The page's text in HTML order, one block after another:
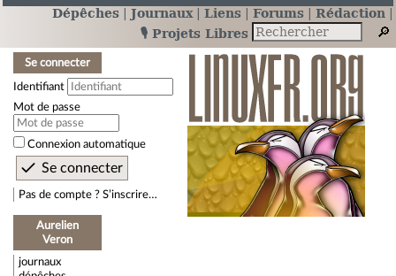
Dépêches Journaux Liens Forums
Rédaction
🎙️ Projets Libres
Se connecter
Identifiant
Mot de passe
Connexion automatique
Pas de compte ? S’inscrire…
Aurelien
Veron
journaux